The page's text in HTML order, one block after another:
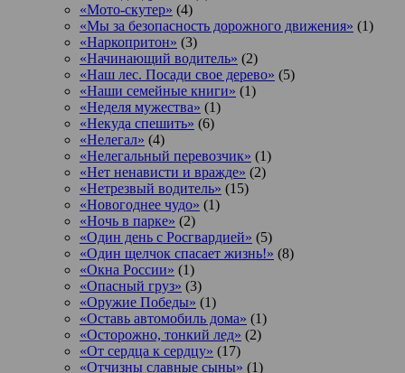
«Мото-скутер» (4)
«Мы за безопасность дорожного движения» (1)
«Наркопритон» (3)
«Начинающий водитель» (2)
«Наш лес. Посади свое дерево» (5)
«Наши семейные книги» (1)
«Неделя мужества» (1)
«Некуда спешить» (6)
«Нелегал» (4)
«Нелегальный перевозчик» (1)
«Нет ненависти и вражде» (2)
«Нетрезвый водитель» (15)
«Новогоднее чудо» (1)
«Ночь в парке» (2)
«Один день с Росгвардией» (5)
«Один щелчок спасает жизнь!» (8)
«Окна России» (1)
«Опасный груз» (3)
«Оружие Победы» (1)
«Оставь автомобиль дома» (1)
«Осторожно, тонкий лед» (2)
«От сердца к сердцу» (17)
«Отчизны славные сыны» (1)